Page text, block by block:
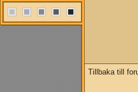
Tillbaka till